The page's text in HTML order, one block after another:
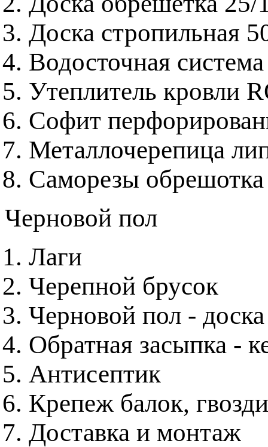
Доска стропильная
Водосточная
Утеплитель кровли
Софит
Металлочерепица
Саморезы
Черновой пол
Лаги
Черепной брусок
Черновой пол - доска
Обратная засыпка -
Антисептик
Крепеж балок,
Доставка и монтаж